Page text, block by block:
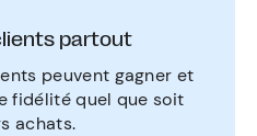
partout
peuvent gagner et
fidélité quel que soit
achats.